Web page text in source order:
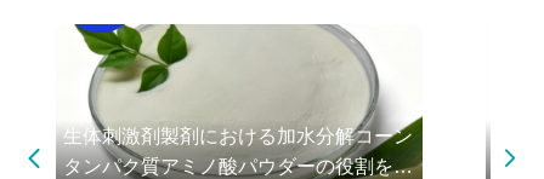
生体刺激剤製剤における加水分解コーン
タンパク質アミノ酸パウダーの役割を理
業プ
 